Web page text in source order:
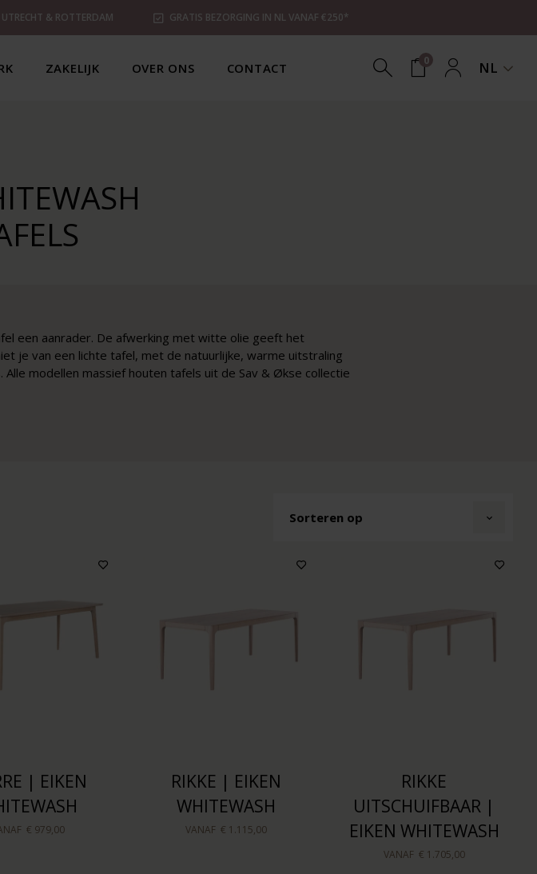
& ROTTERDAM GRATIS BEZORGING IN NL VANAF €250*
ZAKELIJK OVER ONS CONTACT 0 NL
een aanrader. De afwerking met witte olie geeft het
je van een lichte tafel, met de natuurlijke, warme uitstraling
modellen massief houten tafels uit de Sav & Økse collectie
Sorteren op
| EIKEN
€ 979,00
RIKKE | EIKEN
WHITEWASH
VANAF € 1.115,00
RIKKE
UITSCHUIFBAAR |
EIKEN WHITEWASH
VANAF € 1.705,00